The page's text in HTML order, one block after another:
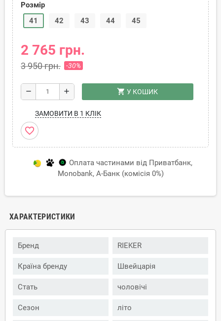
Розмір
41
42 43 44 45
2 765 грн.
3 950 грн. -30%
remove add shopping_cart У КОШИК
ЗАМОВИТИ В 1 КЛІК
favorite_border
Оплата частинами від Приватбанк,
Monobank, А-Банк (комісія 0%)
ХАРАКТЕРИСТИКИ
Бренд RIEKER
Країна бренду Швейцарія
Стать чоловічі
Сезон літо